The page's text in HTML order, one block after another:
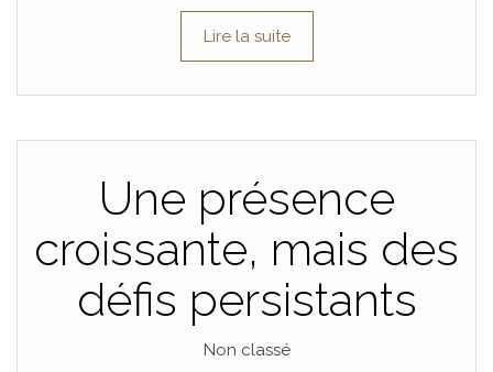
Lire la suite
Une présence
croissante, mais des
défis persistants
Non classé